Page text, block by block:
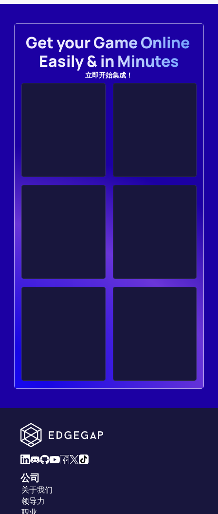
Get your Game Online
Easily & in Minutes
立即开始集成！
公司
关于我们
领导力